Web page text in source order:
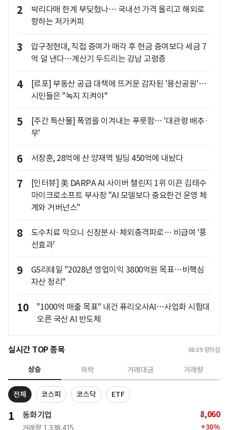
2
박리다매 한계 부딪혔나… 국내선 가격 올리고 해외로
향하는 저가커피
3
압구정현대, 직접 증여가 매각 후 현금 증여보다 세금 7
억 덜 낸다…계산기 두드리는 강남 고령층
4
[르포] 부동산 공급 대책에 뜨거운 감자된 '용산공원'…
시민들은 "녹지 지켜야"
5
[주간 특산물] 폭염을 이겨내는 푸릇함… '대관령 배추·
무'
6 서장훈, 28억에 산 양재역 빌딩 450억에 내놨다
7
[인터뷰] 美 DARPA AI 사이버 챌린지 1위 이끈 김태수
마이크로소프트 부사장 "AI 모델보다 중요한건 운영 체
계와 거버넌스"
8
도수치료 막으니 신장분사·체외충격파로… 비급여 '풍
선효과'
9
GS리테일 "2028년 영업이익 3800억원 목표…비핵심
자산 정리"
10
"1000억 매출 목표" 내건 퓨리오사AI…사업화 시험대
오른 국산 AI 반도체
실시간 TOP 종목 08.09 장마감
상승 하락 거래대금 거래량
전체 코스피 코스닥 ETF
1 동화기업
거래량 1,338,415
8,060
+30%